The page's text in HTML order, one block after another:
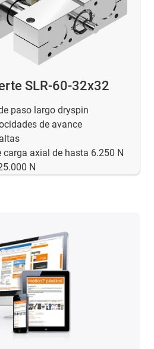
SLR-60-32x32
paso largo dryspin
de avance
carga axial de hasta 6.250 N
N